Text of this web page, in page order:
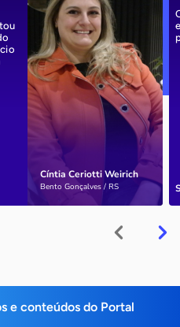
Cíntia Ceriotti Weirich
Bento Gonçalves / RS
e conteúdos do Portal